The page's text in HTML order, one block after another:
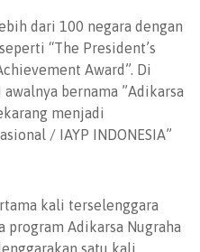
dari 100 negara dengan
“The President’s
Award”. Di
bernama ”Adikarsa
menjadi
/ IAYP INDONESIA”
kali terselenggara
program Adikarsa Nugraha
satu kali